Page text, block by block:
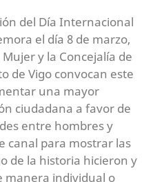
del Día Internacional
el día 8 de marzo,
y la Concejalía de
de Vigo convocan este
una mayor
ciudadana a favor de
entre hombres y
canal para mostrar las
de la historia hicieron y
manera individual o